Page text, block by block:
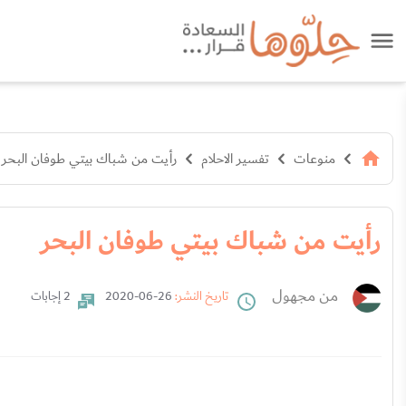
منوعات تفسير الاحلام رأيت من شباك بيتي طوفان البحر
رأيت من شباك بيتي طوفان البحر
من مجهول تاريخ النشر: 2 إجابات